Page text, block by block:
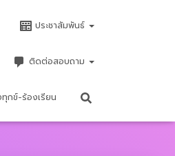
ประชาสัมพันธ์
ติดต่อสอบถาม
กข์-ร้องเรียน